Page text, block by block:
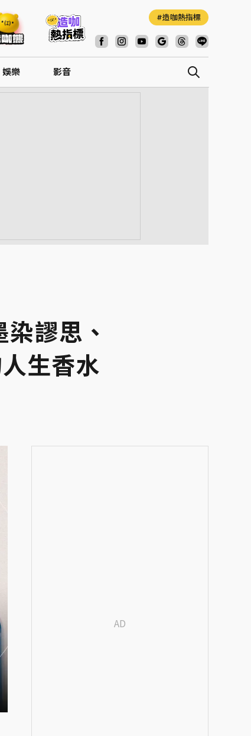
造咖熱指標
娛樂 影音
謬思、
生香水